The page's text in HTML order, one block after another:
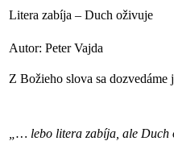
Litera zabíja – Duch oživuje
Autor: Peter Vajda
Z Božieho slova sa
„… lebo litera zabíja, ale Duch